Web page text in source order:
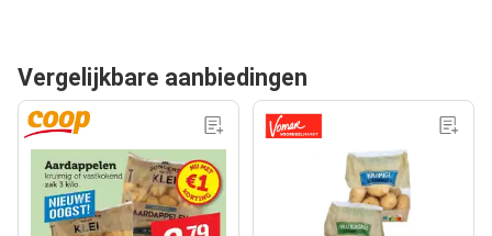
Vergelijkbare aanbiedingen